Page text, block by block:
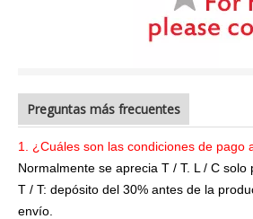
Preguntas más frecuentes
1. ¿Cuáles son las condiciones de pago
Normalmente se aprecia T / T. L / C solo
T / T: depósito del 30% antes de la
envío.